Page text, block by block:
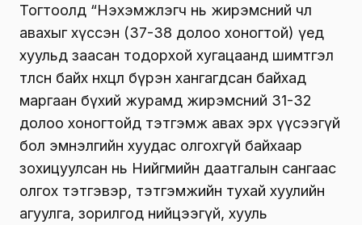
Тогтоолд “Нэхэмжлэгч нь жирэмсний чөлөө
авахыг хүссэн (37-38 долоо хоногтой) үед
хуульд заасан тодорхой хугацаанд шимтгэл
төлсөн байх нөхцөл бүрэн хангагдсан байхад
маргаан бүхий журамд жирэмсний 31-32
долоо хоногтойд тэтгэмж авах эрх үүсээгүй
бол эмнэлгийн хуудас олгохгүй байхаар
зохицуулсан нь Нийгмийн даатгалын сангаас
олгох тэтгэвэр, тэтгэмжийн тухай хуулийн
агуулга, зорилгод нийцээгүй, хууль